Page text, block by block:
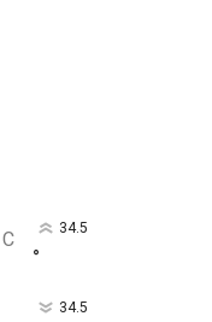
C 34.5
°
34.5